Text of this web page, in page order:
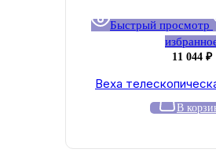
Быстрый просмотр
11 044 ₽
Веха
В